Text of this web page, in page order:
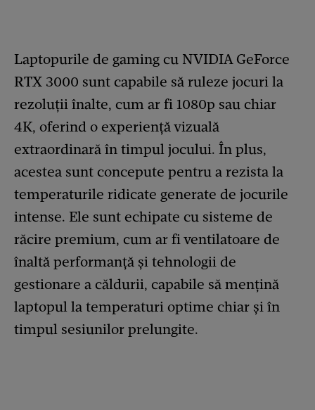
Laptopurile de gaming cu NVIDIA GeForce
RTX 3000 sunt capabile să ruleze jocuri la
rezoluții înalte, cum ar fi 1080p sau chiar
4K, oferind o experiență vizuală
extraordinară în timpul jocului. În plus,
acestea sunt concepute pentru a rezista la
temperaturile ridicate generate de jocurile
intense. Ele sunt echipate cu sisteme de
răcire premium, cum ar fi ventilatoare de
înaltă performanță și tehnologii de
gestionare a căldurii, capabile să mențină
laptopul la temperaturi optime chiar și în
timpul sesiunilor prelungite.